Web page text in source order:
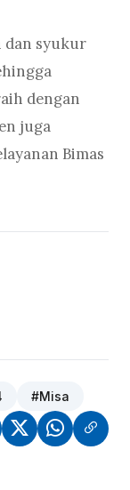
dan syukur
dengan
juga
Bimas
#Misa